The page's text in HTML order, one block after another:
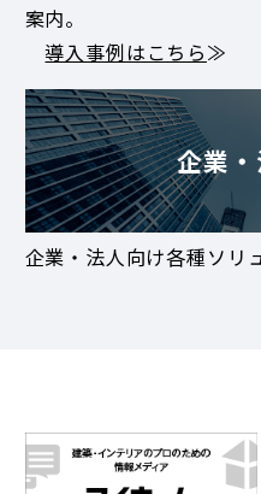
案内。
導入事例はこちら≫
企業
企業・法人向け各種ソリ